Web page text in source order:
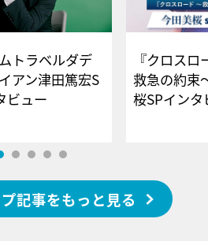
トラベルダデ
アン津田篤宏S
タビュー
『クロス
救急の約束
桜SPイ
記事をもっと見る